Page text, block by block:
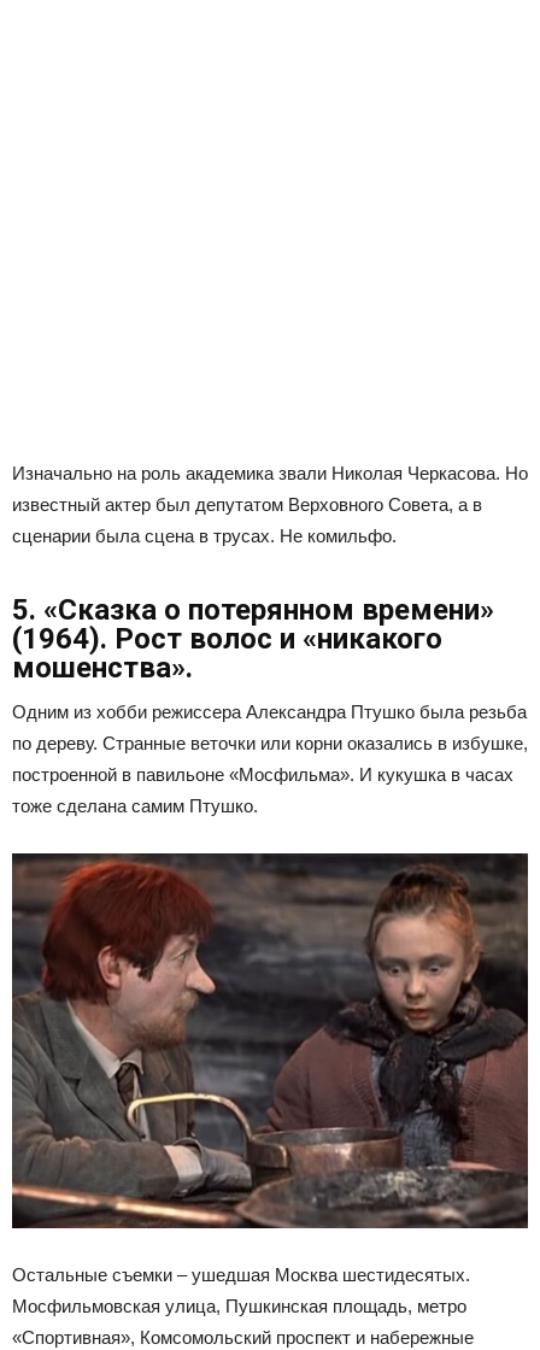
Изначально на роль академика звали Николая Черкасова. Но
известный актер был депутатом Верховного Совета, а в
сценарии была сцена в трусах. Не комильфо.
5. «Сказка о потерянном времени»
(1964). Рост волос и «никакого
мошенства».
Одним из хобби режиссера Александра Птушко была резьба
по дереву. Странные веточки или корни оказались в избушке,
построенной в павильоне «Мосфильма». И кукушка в часах
тоже сделана самим Птушко.
Остальные съемки – ушедшая Москва шестидесятых.
Мосфильмовская улица, Пушкинская площадь, метро
«Спортивная», Комсомольский проспект и набережные